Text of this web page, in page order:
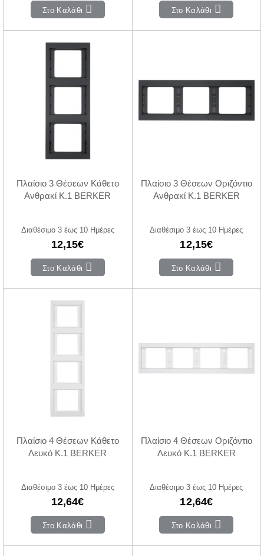
Στο Καλάθι Στο Καλάθι
Πλαίσιο 3 Θέσεων Κάθετο
Ανθρακί K.1 BERKER
Διαθέσιμο 3 έως 10 Ημέρες
12,15€
Στο Καλάθι
Πλαίσιο 3 Θέσεων Οριζόντιο
Ανθρακί K.1 BERKER
Διαθέσιμο 3 έως 10 Ημέρες
12,15€
Στο Καλάθι
Πλαίσιο 4 Θέσεων Κάθετο
Λευκό K.1 BERKER
Διαθέσιμο 3 έως 10 Ημέρες
12,64€
Στο Καλάθι
Πλαίσιο 4 Θέσεων Οριζόντιο
Λευκό K.1 BERKER
Διαθέσιμο 3 έως 10 Ημέρες
12,64€
Στο Καλάθι